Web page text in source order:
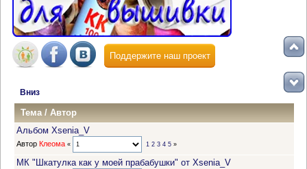
Поддержите наш проект
Вниз
Тема/Автор
Альбом Xsenia_V
Автор Клеома « 1 2 3 4 5»
МК "Шкатулка как у моей прабабушки" от Xsenia_V